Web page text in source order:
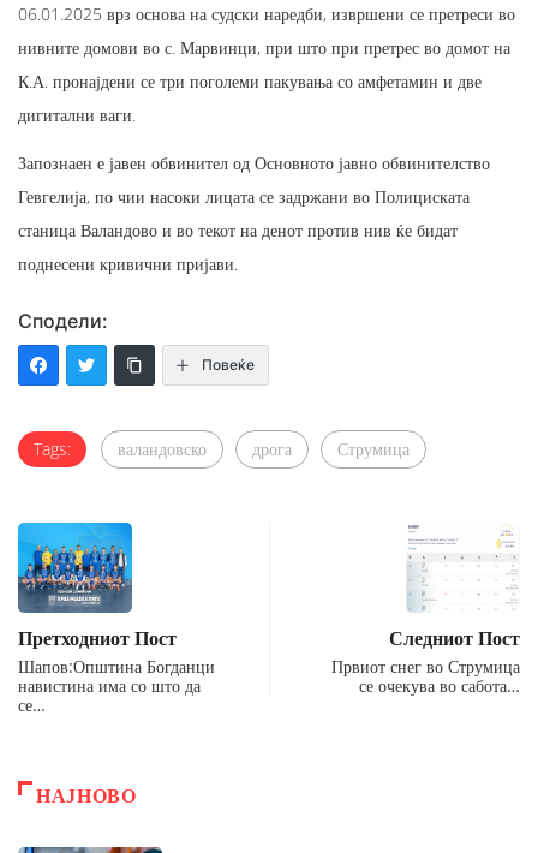
06.01.2025 врз основа на судски наредби, извршени се претреси во
нивните домови во с. Марвинци, при што при претрес во домот на
К.А. пронајдени се три поголеми пакувања со амфетамин и две
дигитални ваги.
Запознаен е јавен обвинител од Основното јавно обвинителство
Гевгелија, по чии насоки лицата се задржани во Полициската
станица Валандово и во текот на денот против нив ќе бидат
поднесени кривични пријави.
Сподели:
Повеќе
Tags: валандовско дрога Струмица
Претходниот Пост
Шапов:Општина Богданци
навистина има со што да
се…
Следниот Пост
Првиот снег во Струмица
се очекува во сабота…
НАЈНОВО